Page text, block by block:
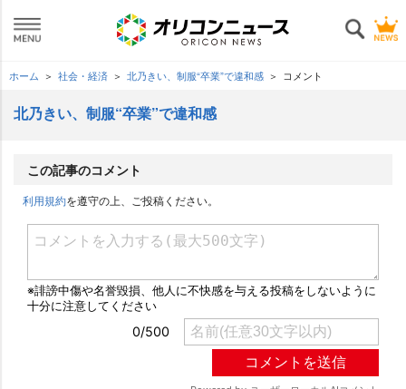
ホーム 社会・経済 北乃きい、制服“卒業”で違和感 コメント
北乃きい、制服“卒業”で違和感
この記事のコメント
利用規約を遵守の上、ご投稿ください。